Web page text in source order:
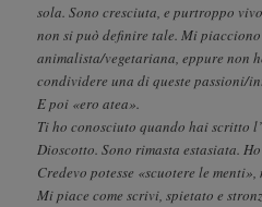
sola. Sono cresciuta, e purtroppo
non si può definire tale. Mi
animalista/vegetariana, eppure non
condividere una di queste passioni/
E poi «ero atea».
Ti ho conosciuto quando hai scritto
Dioscotto. Sono rimasta estasiata.
Credevo potesse «scuotere le
Mi piace come scrivi, spietato e